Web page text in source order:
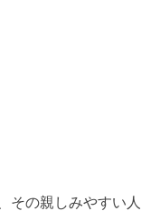
その親しみやすい人